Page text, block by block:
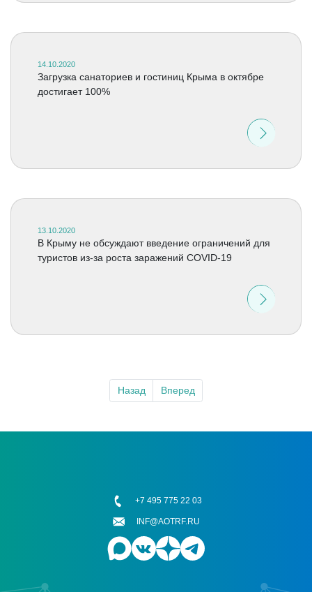
14.10.2020
Загрузка санаториев и гостиниц Крыма в октябре
достигает 100%
13.10.2020
В Крыму не обсуждают введение ограничений для
туристов из-за роста заражений COVID-19
Назад Вперед
+7 495 775 22 03
INF@AOTRF.RU